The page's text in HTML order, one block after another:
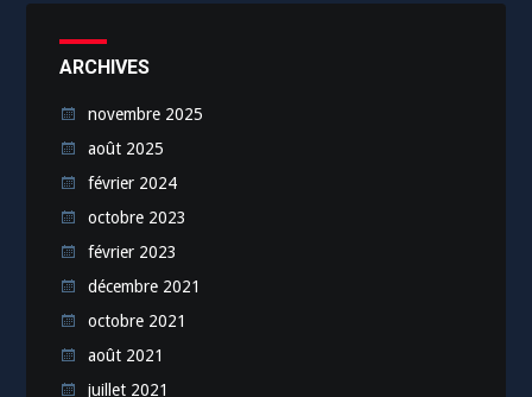
ARCHIVES
novembre 2025
août 2025
février 2024
octobre 2023
février 2023
décembre 2021
octobre 2021
août 2021
juillet 2021